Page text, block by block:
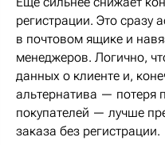
регистрации. Это сразу
в почтовом ящике и
менеджеров. Логично,
данных о клиенте и,
альтернатива — потеря
покупателей — лучше
заказа без регистрации.